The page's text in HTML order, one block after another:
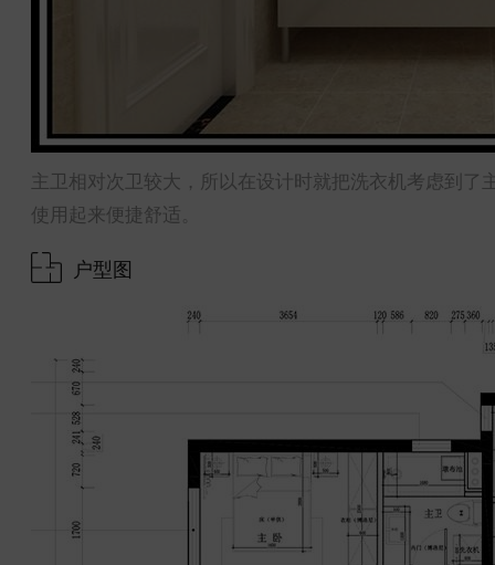
主卫相对次卫较大，所以在设计时就把洗衣机考虑到
使用起来便捷舒适。
户型图